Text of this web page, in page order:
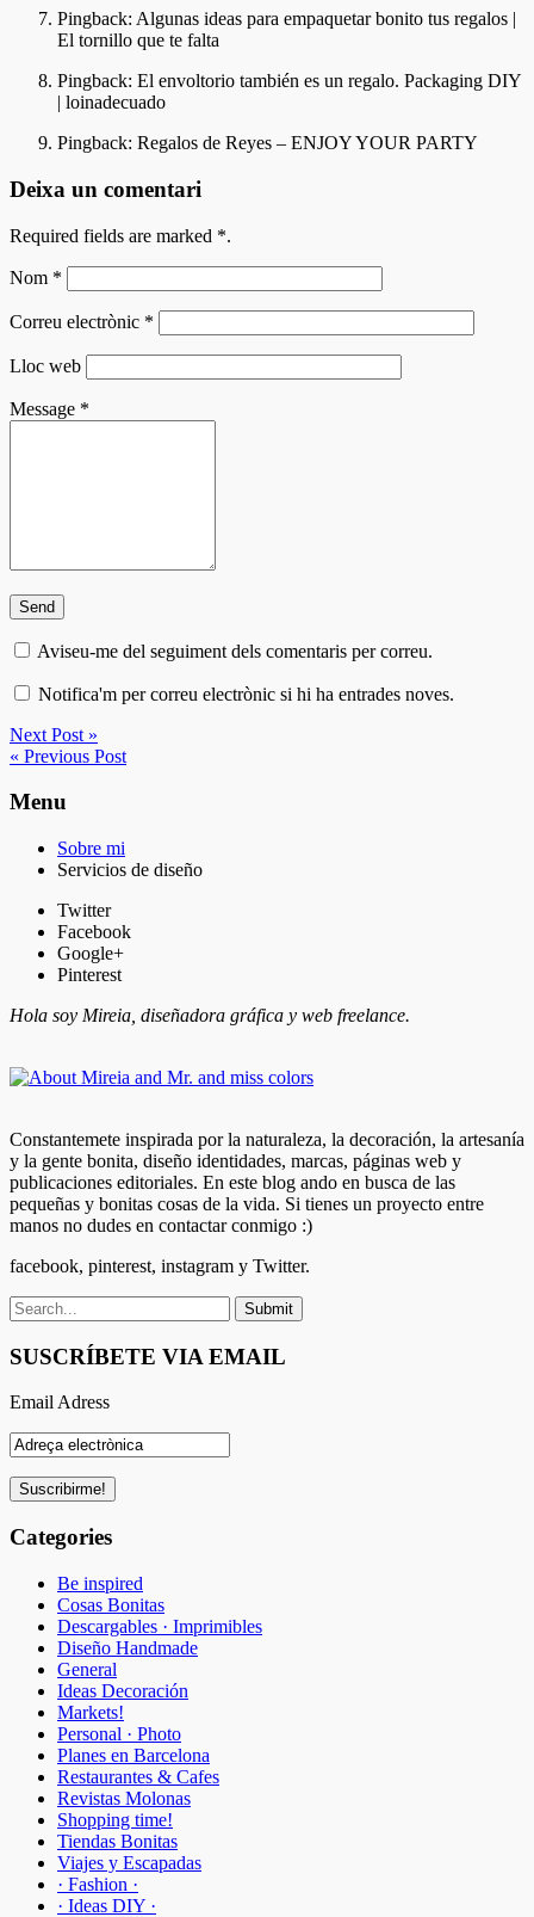
Pingback: Algunas ideas para empaquetar bonito tus regalos |
El tornillo que te falta
Pingback: El envoltorio también es un regalo. Packaging DIY
| loinadecuado
Pingback: Regalos de Reyes – ENJOY YOUR PARTY
Deixa un comentari
Required fields are marked *.
Nom *
Correu electrònic *
Lloc web
Message *
Aviseu-me del seguiment dels comentaris per correu.
Notifica'm per correu electrònic si hi ha entrades noves.
Next Post »
« Previous Post
Menu
Sobre mi
Servicios de diseño
Twitter
Facebook
Google+
Pinterest
Hola soy Mireia, diseñadora gráfica y web freelance.
Constantemete inspirada por la naturaleza, la decoración, la artesanía
y la gente bonita, diseño identidades, marcas, páginas web y
publicaciones editoriales. En este blog ando en busca de las
pequeñas y bonitas cosas de la vida. Si tienes un proyecto entre
manos no dudes en contactar conmigo :)
facebook, pinterest, instagram y Twitter.
SUSCRÍBETE VIA EMAIL
Email Adress
Categories
Be inspired
Cosas Bonitas
Descargables · Imprimibles
Diseño Handmade
General
Ideas Decoración
Markets!
Personal · Photo
Planes en Barcelona
Restaurantes & Cafes
Revistas Molonas
Shopping time!
Tiendas Bonitas
Viajes y Escapadas
· Fashion ·
· Ideas DIY ·